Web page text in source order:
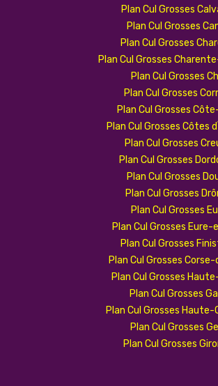
Plan Cul Grosses
Plan Cul Grosses
Plan Cul Grosses
Plan Cul Grosses
Plan Cul Grosses
Plan Cul Grosses
Plan Cul Grosses
Plan Cul Grosses Côtes
Plan Cul Grosses
Plan Cul Grosses
Plan Cul Grosses
Plan Cul Grosses
Plan Cul Grosses
Plan Cul Grosses
Plan Cul Grosses
Plan Cul Grosses
Plan Cul Grosses
Plan Cul Grosses
Plan Cul Grosses Haute-
Plan Cul Grosses
Plan Cul Grosses